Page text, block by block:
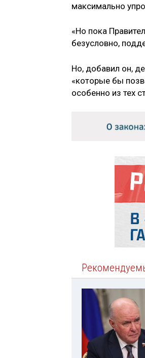
максимально
«Но пока
безусловно,
Но, добавил он,
«которые бы
особенно из тех